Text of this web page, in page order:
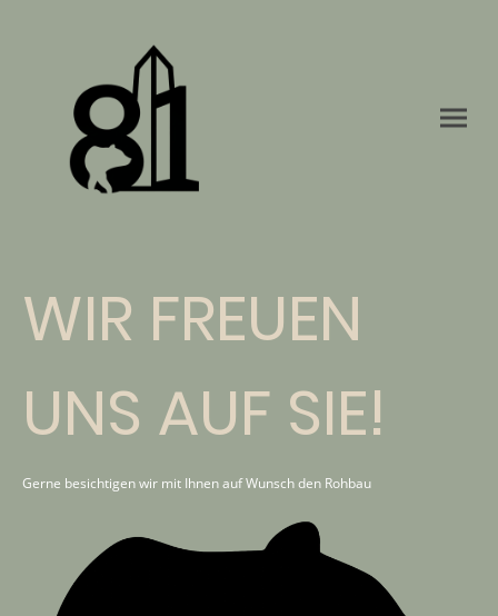
WIR FREUEN
UNS AUF SIE!
Gerne besichtigen wir mit Ihnen auf Wunsch den Rohbau